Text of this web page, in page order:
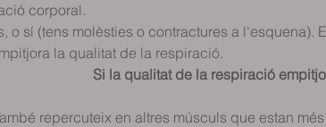
corporal.
o sí (tens molèsties o contractures a
toràcica empitjora la
la respiració empitjora,
altres músculs que estan més a